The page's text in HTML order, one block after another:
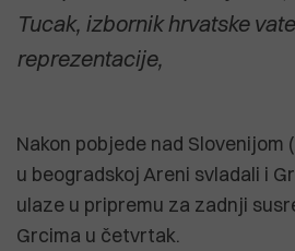
Tucak, izbornik hrvatske
reprezentacije,
Nakon pobjede nad Slovenijom
u beogradskoj Areni svladali i
ulaze u pripremu za zadnji
Grcima u četvrtak.